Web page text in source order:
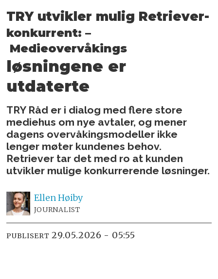
TRY utvikler mulig Retriever-
konkurrent:–
Medieovervåkings­
løsningene er
utdaterte
TRY Råd er i dialog med flere store
mediehus om nye avtaler, og mener
dagens overvåkingsmodeller ikke
lenger møter kundenes behov.
Retriever tar det med ro at kunden
utvikler mulige konkurrerende løsninger.
EllenHøiby
JOURNALIST
PUBLISERT 29.05.2026 - 05:55